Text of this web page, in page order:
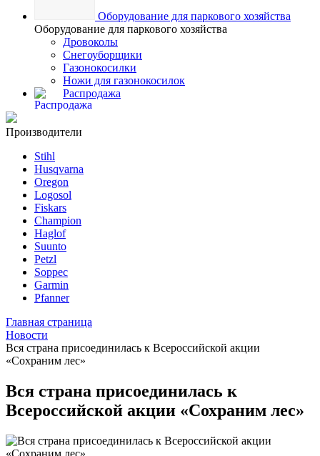
Оборудование для паркового хозяйства
Оборудование для паркового хозяйства
Дровоколы
Снегоуборщики
Газонокосилки
Ножи для газонокосилок
Распродажа
Производители
Stihl
Husqvarna
Oregon
Logosol
Fiskars
Champion
Haglof
Suunto
Petzl
Soppec
Garmin
Pfanner
Главная страница
Новости
Вся страна присоединилась к Всероссийской акции
«Сохраним лес»
Вся страна присоединилась к
Всероссийской акции «Сохраним лес»